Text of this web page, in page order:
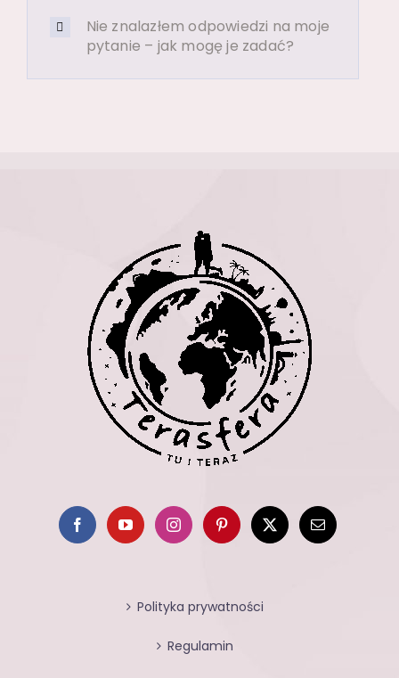
Nie znalazłem odpowiedzi na moje
pytanie – jak mogę je zadać?
Polityka prywatności
Regulamin